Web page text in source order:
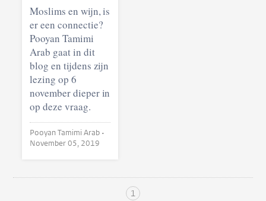
Moslims en wijn, is
er een connectie?
Pooyan Tamimi
Arab gaat in dit
blog en tijdens zijn
lezing op 6
november dieper in
op deze vraag.
Pooyan Tamimi Arab •
November 05, 2019
1